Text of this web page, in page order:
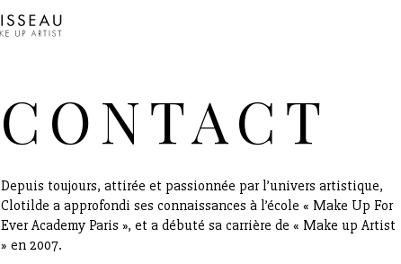
CONTACT
Depuis toujours, attirée et passionnée par l’univers artistique,
Clotilde a approfondi ses connaissances à l’école « Make Up For
Ever Academy Paris », et a débuté sa carrière de « Make up Artist
» en 2007.